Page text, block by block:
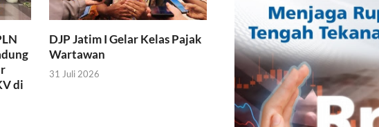
di
DJP Jatim I Gelar Kelas Pajak
Wartawan
31 Juli 2026